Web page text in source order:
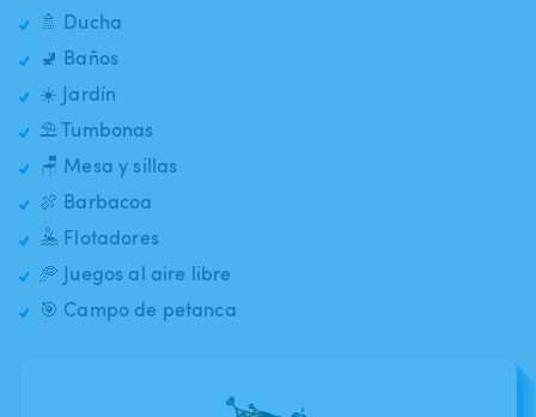
🚿 Ducha
🚽 Baños
☀️ Jardín
⛱️ Tumbonas
🪑 Mesa y sillas
🍖 Barbacoa
🤽 Flotadores
🥏 Juegos al aire libre
🎯 Campo de petanca